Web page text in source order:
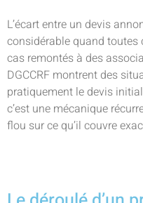
L’écart entre un devis
considérable quand toutes
cas remontés à des
DGCCRF montrent des
pratiquement le devis
c’est une mécanique
flou sur ce qu’il couvre